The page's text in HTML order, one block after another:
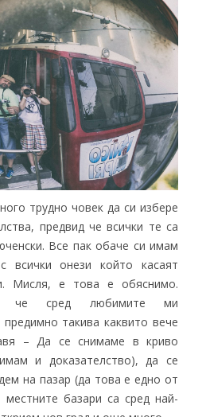
трудно човек да си избере
предвид че всички те са
Все пак обаче си имам
всички онези който касаят
Мисля, е това е обяснимо.
че сред любимите ми
предимно такива каквито вече
– Да се снимаме в криво
и доказателство), да се
на пазар (да това е едно от
базари са сред най-